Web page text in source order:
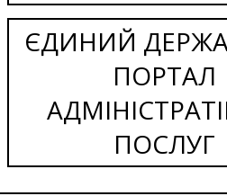
ЄДИНИЙ
ПОРТАЛ
ПОСЛУГ